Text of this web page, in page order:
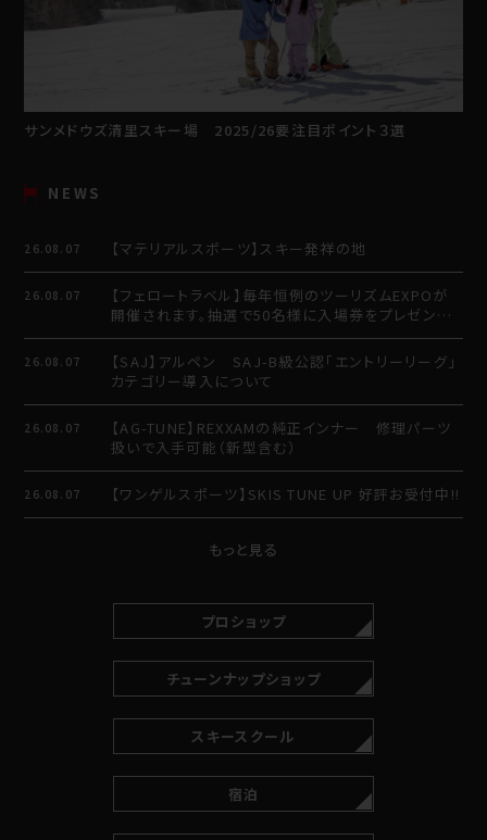
サンメドウズ清里スキー場 2025/26要注目ポイント３選
NEWS
26.08.07 【マテリアルスポーツ】スキー発祥の地
26.08.07
【フェロートラベル】毎年恒例のツーリズムEXPOが
開催されます。抽選で50名様に入場券をプレゼント
させていただきます。
26.08.07
【SAJ】アルペン SAJ-B級公認「エントリーリーグ」
カテゴリー導入について
26.08.07
【AG-TUNE】REXXAMの純正インナー 修理パーツ
扱いで入手可能（新型含む）
26.08.07 【ワンゲルスポーツ】SKIS TUNE UP 好評お受付中!!
もっと見る
プロショップ
チューンナップショップ
スキースクール
宿泊